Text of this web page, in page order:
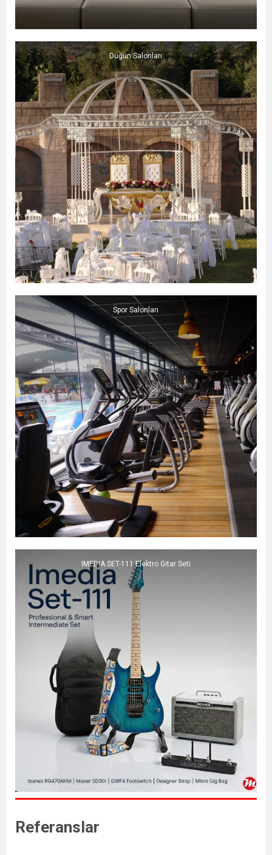
Düğün Salonları
Spor Salonları
IMEDIA SET-111 Elektro Gitar Seti
Referanslar